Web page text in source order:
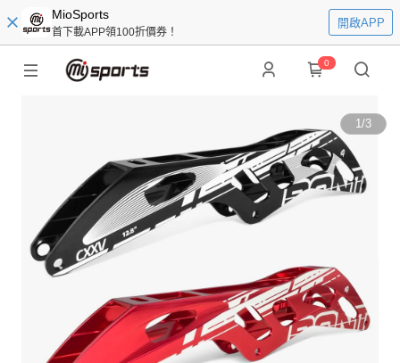
MioSports
首下載APP領100折價券！
開啟APP
0
1/3